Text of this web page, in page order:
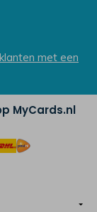
klanten met een
MyCards.nl